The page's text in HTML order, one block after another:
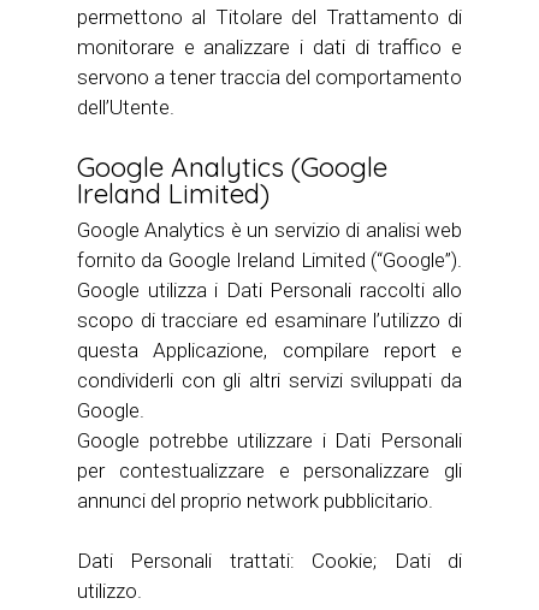
permettono al Titolare del Trattamento di
monitorare e analizzare i dati di traffico e
servono a tener traccia del comportamento
dell’Utente.
Google Analytics (Google
Ireland Limited)
Google Analytics è un servizio di analisi web
fornito da Google Ireland Limited (“Google”).
Google utilizza i Dati Personali raccolti allo
scopo di tracciare ed esaminare l’utilizzo di
questa Applicazione, compilare report e
condividerli con gli altri servizi sviluppati da
Google.
Google potrebbe utilizzare i Dati Personali
per contestualizzare e personalizzare gli
annunci del proprio network pubblicitario.
Dati Personali trattati: Cookie; Dati di
utilizzo.